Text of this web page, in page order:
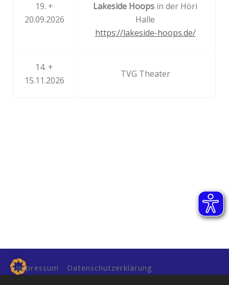
19. +
20.09.2026
Lakeside Hoops in der Höri
Halle
https://lakeside-hoops.de/
14. +
15.11.2026
TVG Theater
Impressum Datenschutzerklärung